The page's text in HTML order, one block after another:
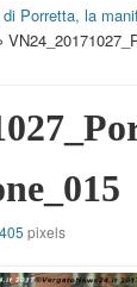
Porretta, la
pixels